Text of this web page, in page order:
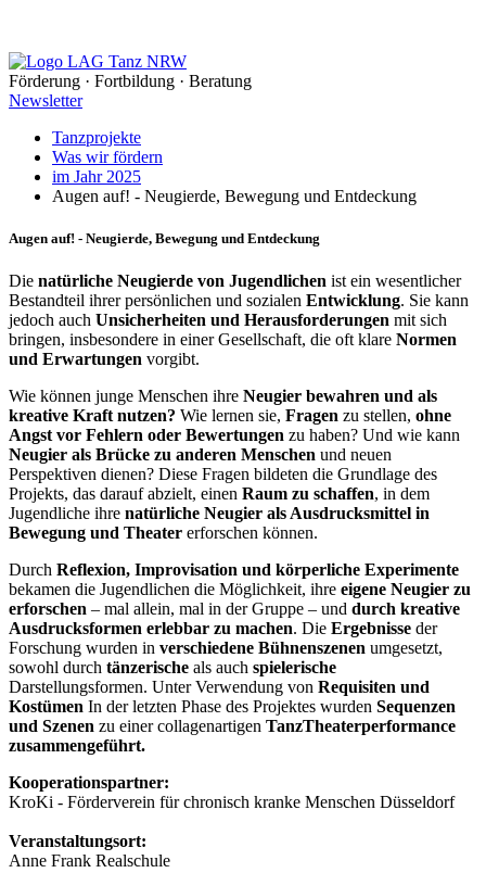
Förderung · Fortbildung · Beratung
Newsletter
Tanzprojekte
Was wir fördern
im Jahr 2025
Augen auf! - Neugierde, Bewegung und Entdeckung
Augen auf! - Neugierde, Bewegung und Entdeckung
Die natürliche Neugierde von Jugendlichen ist ein wesentlicher
Bestandteil ihrer persönlichen und sozialen Entwicklung. Sie kann
jedoch auch Unsicherheiten und Herausforderungen mit sich
bringen, insbesondere in einer Gesellschaft, die oft klare Normen
und Erwartungen vorgibt.
Wie können junge Menschen ihre Neugier bewahren und als
kreative Kraft nutzen? Wie lernen sie, Fragen zu stellen, ohne
Angst vor Fehlern oder Bewertungen zu haben? Und wie kann
Neugier als Brücke zu anderen Menschen und neuen
Perspektiven dienen? Diese Fragen bildeten die Grundlage des
Projekts, das darauf abzielt, einen Raum zu schaffen, in dem
Jugendliche ihre natürliche Neugier als Ausdrucksmittel in
Bewegung und Theater erforschen können.
Durch Reflexion, Improvisation und körperliche Experimente
bekamen die Jugendlichen die Möglichkeit, ihre eigene Neugier zu
erforschen – mal allein, mal in der Gruppe – und durch kreative
Ausdrucksformen erlebbar zu machen. Die Ergebnisse der
Forschung wurden in verschiedene Bühnenszenen umgesetzt,
sowohl durch tänzerische als auch spielerische
Darstellungsformen. Unter Verwendung von Requisiten und
Kostümen In der letzten Phase des Projektes wurden Sequenzen
und Szenen zu einer collagenartigen TanzTheaterperformance
zusammengeführt.
Kooperationspartner:
KroKi - Förderverein für chronisch kranke Menschen Düsseldorf
Veranstaltungsort:
Anne Frank Realschule